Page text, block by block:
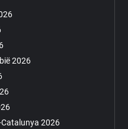
2026
2026